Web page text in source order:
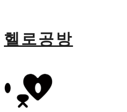
헬로공방